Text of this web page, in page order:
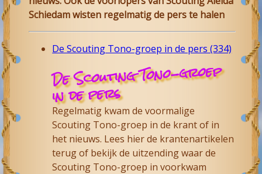
Schiedam wisten regelmatig de pers te halen
De Scouting Tono-groep in de pers (334)
De Scouting Tono-groep
in de pers
Regelmatig kwam de voormalige
Scouting Tono-groep in de krant of in
het nieuws. Lees hier de krantenartikelen
terug of bekijk de uitzending waar de
Scouting Tono-groep in voorkwam